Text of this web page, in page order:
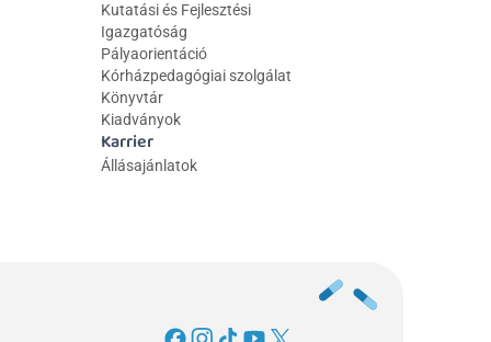
Kutatási és Fejlesztési
Igazgatóság
Pályaorientáció
Kórházpedagógiai szolgálat
Könyvtár
Kiadványok
Karrier
Állásajánlatok